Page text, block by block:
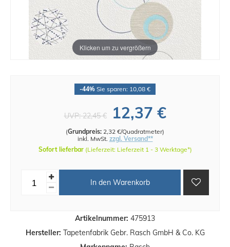
Klicken um zu vergrößern
Artikelnummer: 475913
Hersteller: Tapetenfabrik Gebr. Rasch GmbH & Co. KG
-44% Sie sparen: 10,08 €
UVP:22,45 € 12,37 €
(Grundpreis: 2,32 €/Quadratmeter)
inkl. MwSt. zzgl. Versand**
Sofort lieferbar (Lieferzeit: Lieferzeit 1 - 3 Werktage*)
In den Warenkorb